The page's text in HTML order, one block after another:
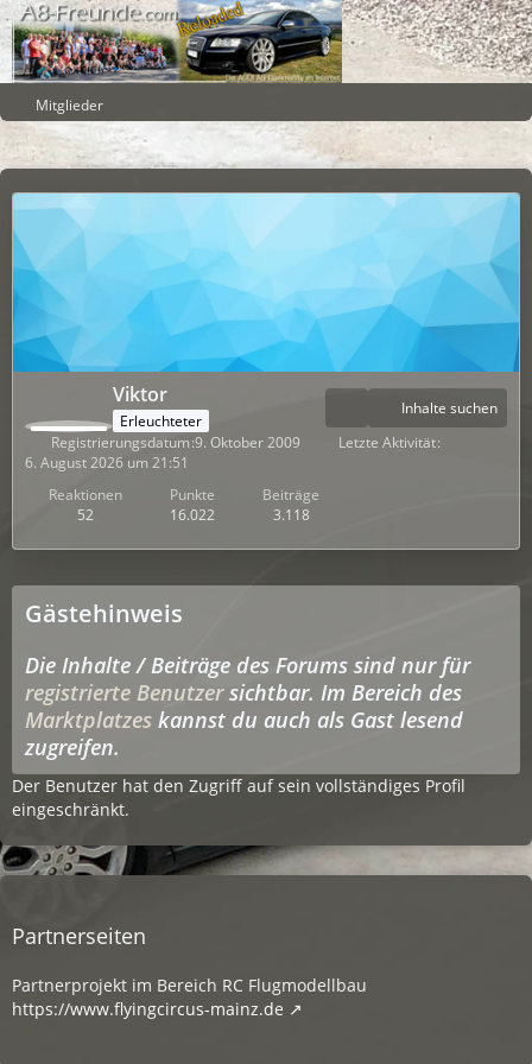
Mitglieder
Viktor
Erleuchteter
Reaktionen
52
Punkte
16.022
Beiträge
3.118
Inhalte suchen
Registrierungsdatum 9. Oktober 2009
Letzte Aktivität
6. August 2026 um 21:51
Gästehinweis
Die Inhalte / Beiträge des Forums sind nur für
registrierte Benutzersichtbar. Im Bereich des
Marktplatzes kannst du auch als Gast lesend
zugreifen.
Der Benutzer hat den Zugriff auf sein vollständiges Profil
eingeschränkt.
Partnerseiten
Partnerprojekt im Bereich RC Flugmodellbau
https://www.flyingcircus-mainz.de